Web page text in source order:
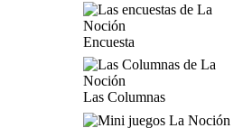
Encuesta
Las Columnas